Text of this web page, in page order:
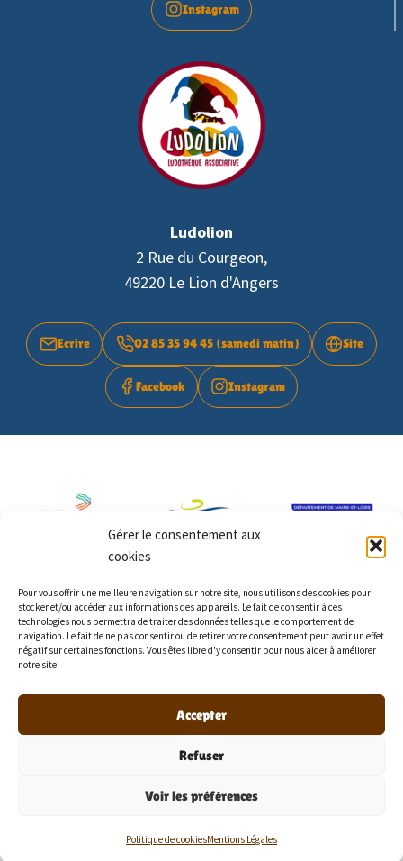
Gérer le consentement aux
cookies
Pour vous offrir une meilleure navigation sur notre site, nous utilisons des cookies pour
stocker et/ou accéder aux informations des appareils. Le fait de consentir à ces
technologies nous permettra de traiter des données telles que le comportement de
navigation. Le fait de ne pas consentir ou de retirer votre consentement peut avoir un effet
négatif sur certaines fonctions. Vous êtes libre d'y consentir pour nous aider à améliorer
notre site.
Accepter
Refuser
Voir les préférences
Politique de cookiesMentions Légales
Instagram
Ludolion
2 Rue du Courgeon,
49220 Le Lion d'Angers
Ecrire 02 85 35 94 45 (samedi matin) Site
Facebook Instagram
parBouillon Digital